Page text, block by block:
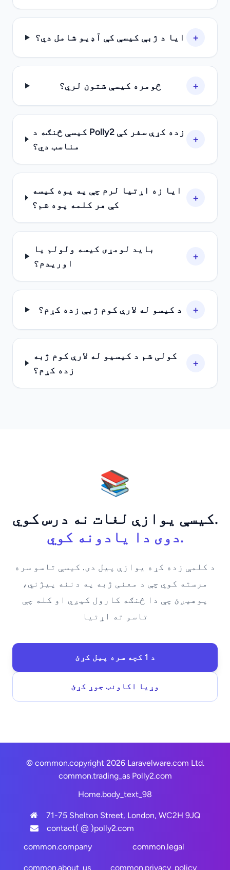
ایا د ژبې کیسې کې آډیو شامل دي؟ +
څومره کیسې شتون لري؟ +
کیسې څنګه د Polly2 زده کړې سفر کې
مناسب دي؟
+
ایا زه اړتیا لرم چې په یوه کیسه
کې هر کلمه پوه شم؟
+
باید لومړی کیسه ولولم یا
اوریدم؟
+
د کیسو له لارې کوم ژبې زده کړم؟ +
کولی شم د کیسیو له لارې کوم ژبه
زده کړم؟
+
📚
کیسې یوازې لغات نه درس کوي.
دوی دا یادونه کوي.
د کلمې زده کړه یوازې پیل دی. کیسې تاسو سره
مرسته کوي چې د معنی ژبه په دننه پیژني،
پوهیږئ چې دا څنګه کارول کیږي او کله چې
تاسو ته اړتیا
د 1 کچه سره پیل کړئ
وړیا اکاونټ جوړ کړئ
© common.copyright 2026 Laravelware.com Ltd.
common.trading_as Polly2.com
Home.body_text_98
71-75 Shelton Street, London, WC2H 9JQ
contact( @ )polly2.com
common.company
common.about_us
common.legal
common.privacy_policy